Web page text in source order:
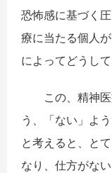
恐怖感に基づく
療に当たる個人
によってどうし
この、精神医
う、「ない」よ
と考えると、と
なり、仕方がな